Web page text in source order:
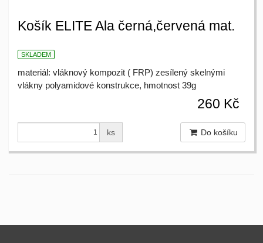
Košík ELITE Ala černá,červená mat.
SKLADEM
materiál: vláknový kompozit ( FRP) zesílený skelnými
vlákny polyamidové konstrukce, hmotnost 39g
260 Kč
ks Do košíku